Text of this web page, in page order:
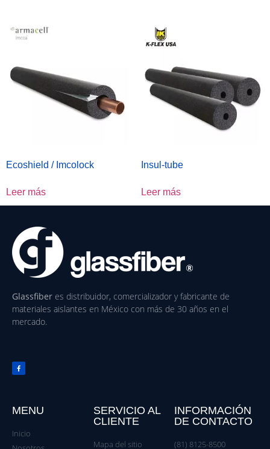
Ecoshield / Imcolock
Leer más
Insul-tube
Leer más
Glassfiber es distribuidor, comercializador y fabricante de
materiales aislantes en México con más de 30 años en el
mercado.
MENU
Inicio
SERVICIO AL
CLIENTE
Mapa del sitio
INFORMACIÓN
DE CONTACTO
(81) 8125-8500